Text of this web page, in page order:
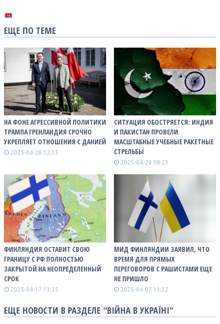
ЕЩЕ ПО ТЕМЕ
НА ФОНЕ АГРЕССИВНОЙ ПОЛИТИКИ
ТРАМПА ГРЕНЛАНДИЯ СРОЧНО
УКРЕПЛЯЕТ ОТНОШЕНИЯ С ДАНИЕЙ
2025-04-28 12:35
СИТУАЦИЯ ОБОСТРЯЕТСЯ: ИНДИЯ
И ПАКИСТАН ПРОВЕЛИ
МАСШТАБНЫЕ УЧЕБНЫЕ РАКЕТНЫЕ
СТРЕЛЬБЫ
2025-04-28 08:23
ФИНЛЯНДИЯ ОСТАВИТ СВОЮ
ГРАНИЦУ С РФ ПОЛНОСТЬЮ
ЗАКРЫТОЙ НА НЕОПРЕДЕЛЕННЫЙ
СРОК
2025-04-17 13:35
МИД ФИНЛЯНДИИ ЗАЯВИЛ, ЧТО
ВРЕМЯ ДЛЯ ПРЯМЫХ
ПЕРЕГОВОРОВ С РАШИСТАМИ ЕЩЕ
НЕ ПРИШЛО
2025-04-07 13:32
ЕЩЕ НОВОСТИ В РАЗДЕЛЕ "ВІЙНА В УКРАЇНІ"